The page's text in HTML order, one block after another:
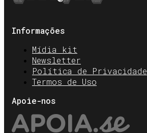
Informações
Mídia kit
Newsletter
Política de Privacidade
Termos de Uso
Apoie-nos